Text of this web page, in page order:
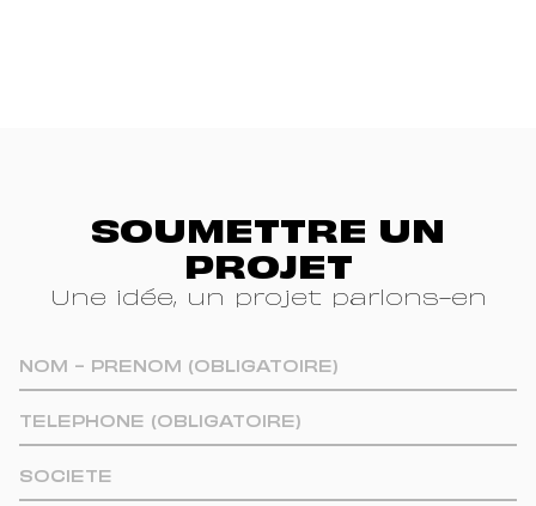
SOUMETTRE UN
PROJET
Une idée, un projet parlons-en